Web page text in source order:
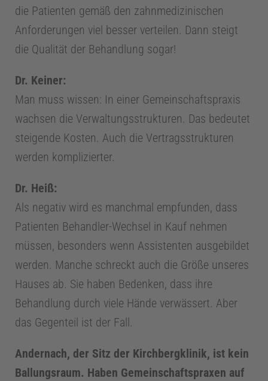
die Patienten gemäß den zahnmedizinischen
Anforderungen viel besser verteilen. Dann steigt
die Qualität der Behandlung sogar!
Dr. Keiner:
Man muss wissen: In einer Gemeinschaftspraxis
wachsen die Verwaltungsstrukturen. Das bedeutet
steigende Kosten. Auch die Vertragsstrukturen
werden komplizierter.
Dr. Heiß:
Als negativ wird es manchmal empfunden, dass
Patienten Behandler-Wechsel in Kauf nehmen
müssen, besonders wenn Assistenten ausgebildet
werden. Manche schreckt auch die Größe unseres
Hauses ab. Sie haben Bedenken, dass ihre
Behandlung durch viele Hände verwässert. Aber
das Gegenteil ist der Fall.
Andernach, der Sitz der Kirchbergklinik, ist kein
Ballungsraum. Haben Gemeinschaftspraxen auf